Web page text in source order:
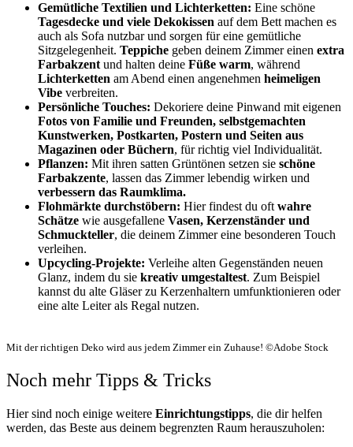
Gemütliche Textilien und Lichterketten: Eine schöne
Tagesdecke und viele Dekokissen auf dem Bett machen es
auch als Sofa nutzbar und sorgen für eine gemütliche
Sitzgelegenheit. Teppiche geben deinem Zimmer einen extra
Farbakzent und halten deine Füße warm, während
Lichterketten am Abend einen angenehmen heimeligen
Vibe verbreiten.
Persönliche Touches: Dekoriere deine Pinwand mit eigenen
Fotos von Familie und Freunden, selbstgemachten
Kunstwerken, Postkarten, Postern und Seiten aus
Magazinen oder Büchern, für richtig viel Individualität.
Pflanzen: Mit ihren satten Grüntönen setzen sie schöne
Farbakzente, lassen das Zimmer lebendig wirken und
verbessern das Raumklima.
Flohmärkte durchstöbern: Hier findest du oft wahre
Schätze wie ausgefallene Vasen, Kerzenständer und
Schmuckteller, die deinem Zimmer eine besonderen Touch
verleihen.
Upcycling-Projekte: Verleihe alten Gegenständen neuen
Glanz, indem du sie kreativ umgestaltest. Zum Beispiel
kannst du alte Gläser zu Kerzenhaltern umfunktionieren oder
eine alte Leiter als Regal nutzen.
Mit der richtigen Deko wird aus jedem Zimmer ein Zuhause! ©Adobe Stock
Noch mehr Tipps & Tricks
Hier sind noch einige weitere Einrichtungstipps, die dir helfen
werden, das Beste aus deinem begrenzten Raum herauszuholen: